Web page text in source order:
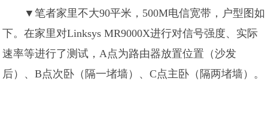
▼笔者家里不大90平米，500M电信宽带，户型图如
下。在家里对Linksys MR9000X进行对信号强度、实际
速率等进行了测试，A点为路由器放置位置（沙发
后）、B点次卧（隔一堵墙）、C点主卧（隔两堵墙）。